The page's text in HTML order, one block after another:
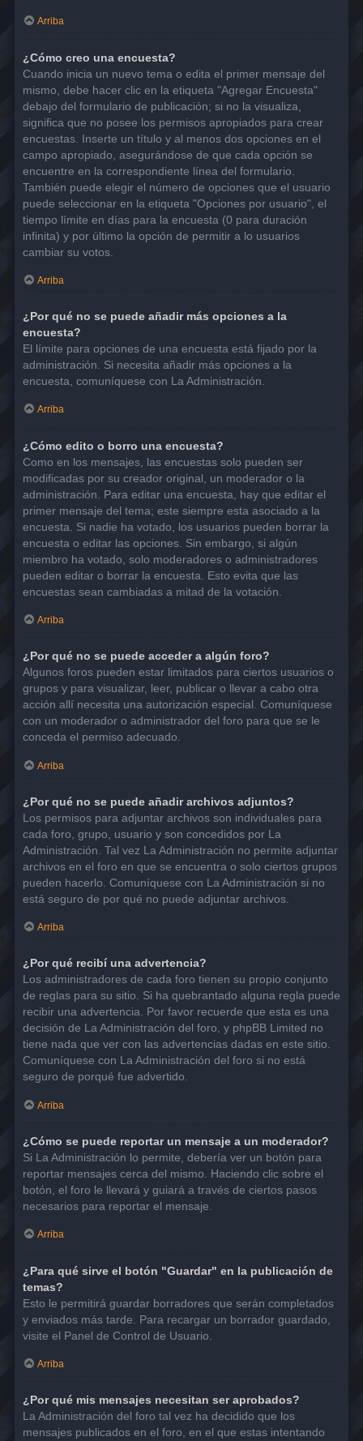
Arriba
¿Cómo creo una encuesta?
Cuando inicia un nuevo tema o edita el primer mensaje del
mismo, debe hacer clic en la etiqueta "Agregar Encuesta"
debajo del formulario de publicación; si no la visualiza,
significa que no posee los permisos apropiados para crear
encuestas. Inserte un título y al menos dos opciones en el
campo apropiado, asegurándose de que cada opción se
encuentre en la correspondiente línea del formulario.
También puede elegir el número de opciones que el usuario
puede seleccionar en la etiqueta "Opciones por usuario", el
tiempo límite en días para la encuesta (0 para duración
infinita) y por último la opción de permitir a lo usuarios
cambiar su votos.
Arriba
¿Por qué no se puede añadir más opciones a la
encuesta?
El límite para opciones de una encuesta está fijado por la
administración. Si necesita añadir más opciones a la
encuesta, comuníquese con La Administración.
Arriba
¿Cómo edito o borro una encuesta?
Como en los mensajes, las encuestas solo pueden ser
modificadas por su creador original, un moderador o la
administración. Para editar una encuesta, hay que editar el
primer mensaje del tema; este siempre esta asociado a la
encuesta. Si nadie ha votado, los usuarios pueden borrar la
encuesta o editar las opciones. Sin embargo, si algún
miembro ha votado, solo moderadores o administradores
pueden editar o borrar la encuesta. Esto evita que las
encuestas sean cambiadas a mitad de la votación.
Arriba
¿Por qué no se puede acceder a algún foro?
Algunos foros pueden estar limitados para ciertos usuarios o
grupos y para visualizar, leer, publicar o llevar a cabo otra
acción allí necesita una autorización especial. Comuníquese
con un moderador o administrador del foro para que se le
conceda el permiso adecuado.
Arriba
¿Por qué no se puede añadir archivos adjuntos?
Los permisos para adjuntar archivos son individuales para
cada foro, grupo, usuario y son concedidos por La
Administración. Tal vez La Administración no permite adjuntar
archivos en el foro en que se encuentra o solo ciertos grupos
pueden hacerlo. Comuníquese con La Administración si no
está seguro de por qué no puede adjuntar archivos.
Arriba
¿Por qué recibí una advertencia?
Los administradores de cada foro tienen su propio conjunto
de reglas para su sitio. Si ha quebrantado alguna regla puede
recibir una advertencia. Por favor recuerde que esta es una
decisión de La Administración del foro, y phpBB Limited no
tiene nada que ver con las advertencias dadas en este sitio.
Comuníquese con La Administración del foro si no está
seguro de porqué fue advertido.
Arriba
¿Cómo se puede reportar un mensaje a un moderador?
Si La Administración lo permite, debería ver un botón para
reportar mensajes cerca del mismo. Haciendo clic sobre el
botón, el foro le llevará y guiará a través de ciertos pasos
necesarios para reportar el mensaje.
Arriba
¿Para qué sirve el botón "Guardar" en la publicación de
temas?
Esto le permitirá guardar borradores que serán completados
y enviados más tarde. Para recargar un borrador guardado,
visite el Panel de Control de Usuario.
Arriba
¿Por qué mis mensajes necesitan ser aprobados?
La Administración del foro tal vez ha decidido que los
mensajes publicados en el foro, en el que estas intentando